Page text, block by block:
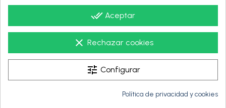
done_all Aceptar
clear Rechazar cookies
tune Configurar
Política de privacidad y cookies